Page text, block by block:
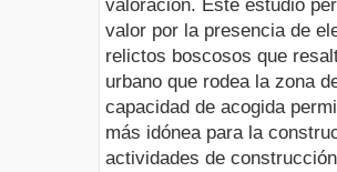
valoración. Este estudio
valor por la presencia de
relictos boscosos que
urbano que rodea la zona
capacidad de acogida
más idónea para la
actividades de